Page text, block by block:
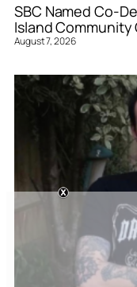
SBC Named Co-
Island Community
August 7, 2026